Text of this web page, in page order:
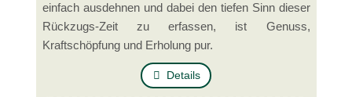
einfach ausdehnen und dabei den tiefen Sinn dieser
Rückzugs-Zeit zu erfassen, ist Genuss,
Kraftschöpfung und Erholung pur.
Details